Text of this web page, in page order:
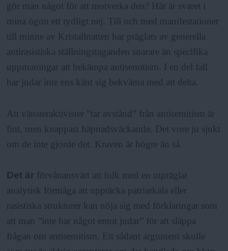
gör man något för att motverka den? Här är svaret i
mina ögon ett tydligt nej. Till och med manifestationer
till minne av Kristallnatten har präglats av generella
antirasistiska ställningstaganden snarare än specifika
uppmaningar att bekämpa antisemitism. I en del fall
har judar inte ens känt sig bekväma med att delta.
Att vänsteraktivister ”tar avstånd” från antisemitism är
fint, men knappast häpnadsväckande. Det vore ju sjukt
om de inte gjorde det. Kraven är högre än så.
Det är förvånansvärt att folk med en utpräglat
analytisk förmåga att upptäcka patriarkala eller
rasistiska strukturer kan nöja sig med förklaringar som
att man ”inte har något emot judar” för att släppa
frågan om antisemitism. Ett sådant argument skulle